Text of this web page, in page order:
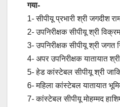
गया-
1- सीपीयू प्रभारी श्री जगदीश
2- उपनिरीक्षक सीपीयू श्री
3- उपनिरीक्षक सीपीयू श्री जगत
4- अपर उपनिरीक्षक यातायात
5- हेड कांस्टेबल सीपीयू श्री
6- महिला कांस्टेबल यातायात
7- कांस्टेबल सीपीयू मोहम्मद